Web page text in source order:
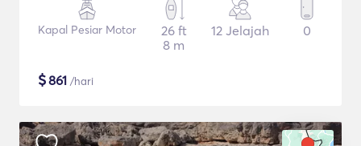
Kapal Pesiar Motor
26 ft
8 m
12 Jelajah 0
$861 /hari